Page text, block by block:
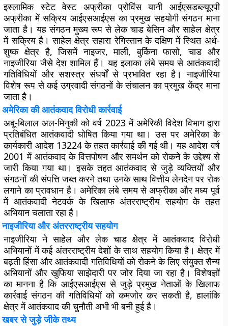
इस्लामिक स्टेट वेस्ट अफ्रीका प्रोविंस यानी आईएसडब्ल्यूएपी
अफ्रीका में सक्रिय आईएसआईएस का प्रमुख सहयोगी संगठन माना
जाता है। यह संगठन मुख्य रूप से लेक चाड बेसिन और साहेल क्षेत्र
में सक्रिय है। साहेल क्षेत्र सहारा रेगिस्तान के दक्षिण में स्थित अर्ध-
शुष्क क्षेत्र है, जिसमें नाइजर, माली, बुर्किना फासो, चाड और
नाइजीरिया जैसे देश शामिल हैं। यह इलाका लंबे समय से आतंकवादी
गतिविधियों और सशस्त्र संघर्षों से प्रभावित रहा है। नाइजीरिया
विशेष रूप से कई उग्रवादी संगठनों के संचालन का प्रमुख केंद्र माना
जाता है।
अमेरिका की आतंकवाद विरोधी कार्रवाई
अबू-बिलाल अल-मिनुकी को वर्ष 2023 में अमेरिकी विदेश विभाग द्वारा
प्रतिबंधित आतंकवादी घोषित किया गया था। उस पर अमेरिका के
कार्यकारी आदेश 13224 के तहत कार्रवाई की गई थी। यह आदेश वर्ष
2001 में आतंकवाद के वित्तपोषण और समर्थन को रोकने के उद्देश्य से
जारी किया गया था। इसके तहत आतंकवाद से जुड़े व्यक्तियों और
संगठनों की संपत्ति जब्त करने तथा उनके साथ वित्तीय लेनदेन पर रोक
लगाने का प्रावधान है। अमेरिका लंबे समय से अफ्रीका और मध्य पूर्व
में आतंकवादी नेटवर्क के खिलाफ अंतरराष्ट्रीय सहयोग के तहत
अभियान चलाता रहा है।
नाइजीरिया और अंतरराष्ट्रीय सहयोग
नाइजीरिया ने साहेल और लेक चाड क्षेत्र में आतंकवाद विरोधी
अभियानों में कई अंतरराष्ट्रीय देशों के साथ सहयोग किया है। क्षेत्र में
बढ़ती हिंसा और आतंकवादी गतिविधियों को रोकने के लिए संयुक्त सैन्य
अभियानों और खुफिया साझेदारी पर जोर दिया जा रहा है। विशेषज्ञों
का मानना है कि आईएसआईएस से जुड़े प्रमुख नेताओं के खिलाफ
कार्रवाई संगठन की गतिविधियों को कमजोर कर सकती है, हालांकि
क्षेत्र में आतंकवाद की चुनौती अभी भी बनी हुई है।
खबर से जुड़े जीके तथ्य